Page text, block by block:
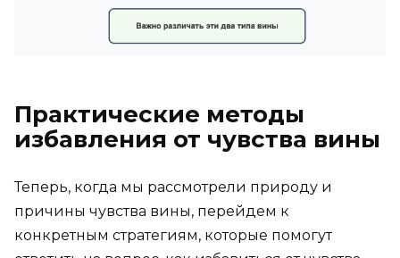
Практические методы
избавления от чувства вины
Теперь, когда мы рассмотрели природу и
причины чувства вины, перейдем к
конкретным стратегиям, которые помогут